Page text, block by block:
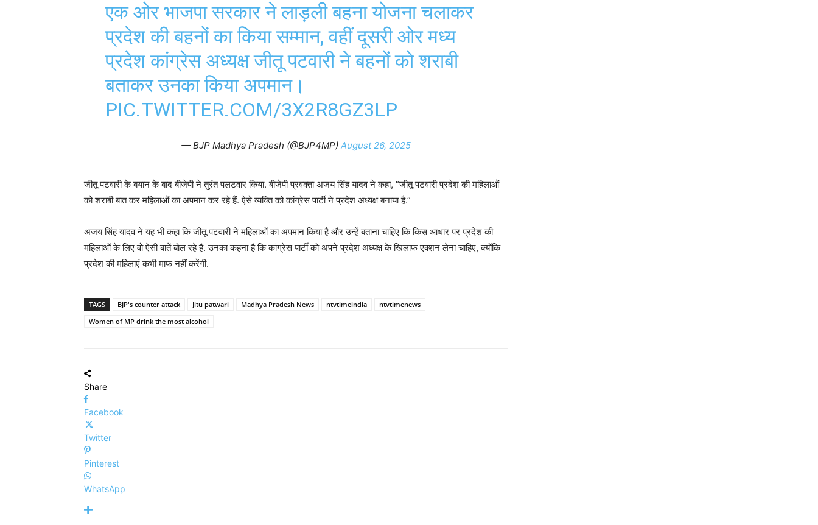
एक ओर भाजपा सरकार ने लाड़ली बहना योजना चलाकर
प्रदेश की बहनों का किया सम्मान, वहीं दूसरी ओर मध्य
प्रदेश कांग्रेस अध्यक्ष जीतू पटवारी ने बहनों को शराबी
बताकर उनका किया अपमान।
PIC.TWITTER.COM/3X2R8GZ3LP
— BJP Madhya Pradesh (@BJP4MP) August 26, 2025
जीतू पटवारी के बयान के बाद बीजेपी ने तुरंत पलटवार किया. बीजेपी प्रवक्ता अजय सिंह यादव ने कहा, “जीतू पटवारी प्रदेश की महिलाओं
को शराबी बात कर महिलाओं का अपमान कर रहे हैं. ऐसे व्यक्ति को कांग्रेस पार्टी ने प्रदेश अध्यक्ष बनाया है.”
अजय सिंह यादव ने यह भी कहा कि जीतू पटवारी ने महिलाओं का अपमान किया है और उन्हें बताना चाहिए कि किस आधार पर प्रदेश की
महिलाओं के लिए वो ऐसी बातें बोल रहे हैं. उनका कहना है कि कांग्रेस पार्टी को अपने प्रदेश अध्यक्ष के खिलाफ एक्शन लेना चाहिए, क्योंकि
प्रदेश की महिलाएं कभी माफ नहीं करेंगी.
TAGS BJP's counter attack Jitu patwari Madhya Pradesh News ntvtimeindia
ntvtimenews
Women of MP drink the most alcohol
Share
Facebook
Twitter
Pinterest
WhatsApp